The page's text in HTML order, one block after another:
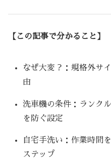
【この記事で分かること】
なぜ大変？：規格外サ
由
洗車機の条件：ランク
を防ぐ設定
自宅手洗い：作業時間
ステップ